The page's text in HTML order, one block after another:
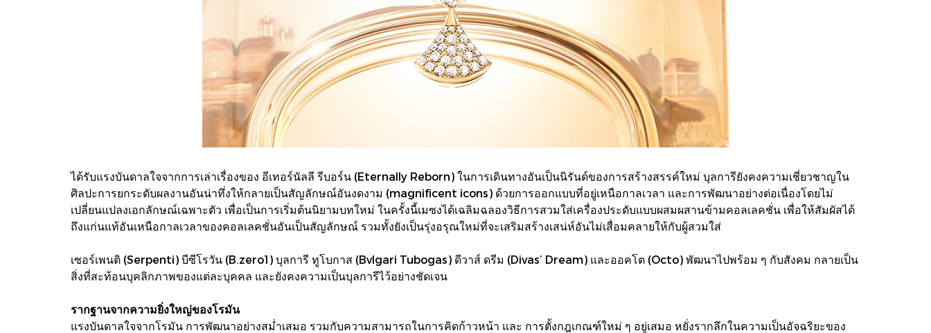
ได้รับแรงบันดาลใจจากการเล่าเรื่องของ อีเทอร์นัลลี รีบอร์น (Eternally Reborn) ในการเดินทางอันเป็นนิรันด์ของการสร้างสรรค์ใหม่ บุลการียังคงความเชี่ยวชาญใน
ศิลปะการยกระดับผลงานอันน่าทึ่งให้กลายเป็นสัญลักษณ์อันงดงาม (magnificent icons) ด้วยการออกแบบที่อยู่เหนือกาลเวลา และการพัฒนาอย่างต่อเนื่องโดยไม่
เปลี่ยนแปลงเอกลักษณ์เฉพาะตัว เพื่อเป็นการเริ่มต้นนิยามบทใหม่ ในครั้งนี้เมซงได้เฉลิมฉลองวิธีการสวมใส่เครื่องประดับแบบผสมผสานข้ามคอลเลคชั่น เพื่อให้สัมผัสได้
ถึงแก่นแท้อันเหนือกาลเวลาของคอลเลคชั่นอันเป็นสัญลักษณ์ รวมทั้งยังเป็นรุ่งอรุณใหม่ที่จะเสริมสร้างเสน่ห์อันไม่เสื่อมคลายให้กับผู้สวมใส่
เซอร์เพนติ (Serpenti) บีซีโรวัน (B.zero1) บุลการี ทูโบกาส (Bvlgari Tubogas) ดีวาส์ ดรีม (Divas’ Dream) และออคโต (Octo) พัฒนาไปพร้อม ๆ กับสังคม กลายเป็น
สิ่งที่สะท้อนบุคลิกภาพของแต่ละบุคคล และยังคงความเป็นบุลการีไว้อย่างชัดเจน
รากฐานจากความยิ่งใหญ่ของโรมัน
แรงบันดาลใจจากโรมัน การพัฒนาอย่างสม่ำเสมอ รวมกับความสามารถในการคิดก้าวหน้า และ การตั้งกฎเกณฑ์ใหม่ ๆ อยู่เสมอ หยั่งรากลึกในความเป็นอัจฉริยะของ